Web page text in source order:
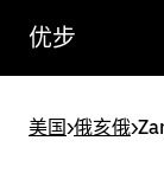
优步
美国>俄亥俄>